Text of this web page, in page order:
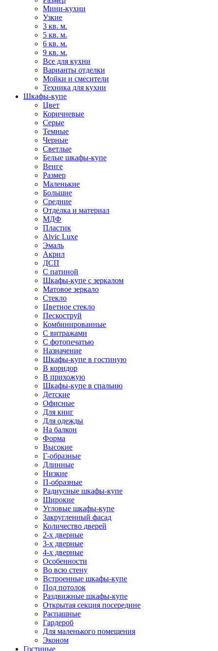
Мини-кухни
Узкие
3 кв. м.
5 кв. м.
6 кв. м.
9 кв. м.
Все для кухни
Варианты отделки
Мойки и смесители
Техника для кухни
Шкафы-купе
Цвет
Коричневые
Серые
Темные
Черные
Светлые
Белые шкафы-купе
Венге
Размер
Маленькие
Большие
Средние
Отделка и материал
МДФ
Пластик
Alvic Luxe
Эмаль
Акрил
ДСП
С патиной
Шкафы-купе с зеркалом
Матовое зеркало
Стекло
Цветное стекло
Пескоструй
Комбинированные
С витражами
С фотопечатью
Назначение
Шкафы-купе в гостиную
В коридор
В прихожую
Шкафы-купе в спальню
Детские
Офисные
Для книг
Для одежды
На балкон
Форма
Высокие
Г-образные
Длинные
Низкие
П-образные
Радиусные шкафы-купе
Широкие
Угловые шкафы-купе
Закругленный фасад
Количество дверей
2-х дверные
3-х дверные
4-х дверные
Особенности
Во всю стену
Встроенные шкафы-купе
Под потолок
Раздвижные шкафы-купе
Открытая секция посередине
Распашные
Гардероб
Для маленького помещения
Эконом
Гостиные